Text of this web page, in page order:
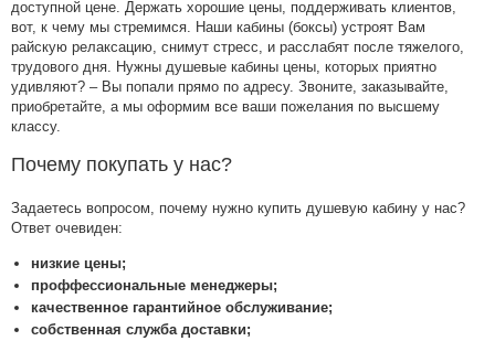
доступной цене. Держать хорошие цены, поддерживать клиентов,
вот, к чему мы стремимся. Наши кабины (боксы) устроят Вам
райскую релаксацию, снимут стресс, и расслабят после тяжелого,
трудового дня. Нужны душевые кабины цены, которых приятно
удивляют? – Вы попали прямо по адресу. Звоните, заказывайте,
приобретайте, а мы оформим все ваши пожелания по высшему
классу.
Почему покупать у нас?
Задаетесь вопросом, почему нужно купить душевую кабину у нас?
Ответ очевиден:
низкие цены;
проффессиональные менеджеры;
качественное гарантийное обслуживание;
собственная служба доставки;